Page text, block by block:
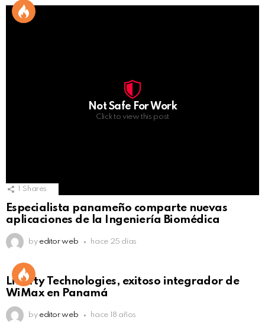
Not Safe For Work
Click to view this post
Shares
Especialista panameño comparte nuevas
aplicaciones de la Ingeniería Biomédica
by editor web hace 25 días
Liberty Technologies, exitoso integrador de
WiMax en Panamá
by editor web hace 18 años